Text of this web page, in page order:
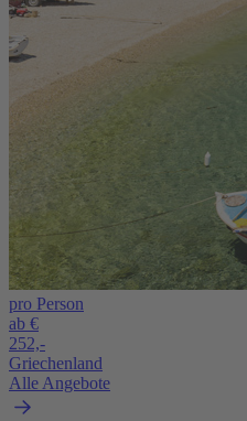
pro Person
ab €
252,-
Griechenland
Alle Angebote